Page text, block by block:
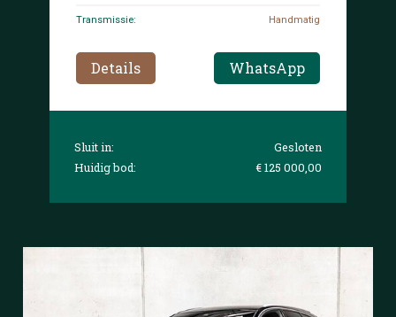
Transmissie: Handmatig
Details WhatsApp
Sluit in:
Gesloten
Huidig bod:
€ 125 000,00